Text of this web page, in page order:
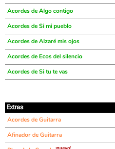
Acordes de Algo contigo
Acordes de Si mi pueblo
Acordes de Alzaré mis ojos
Acordes de Ecos del silencio
Acordes de Si tu te vas
Extras
Acordes de Guitarra
Afinador de Guitarra